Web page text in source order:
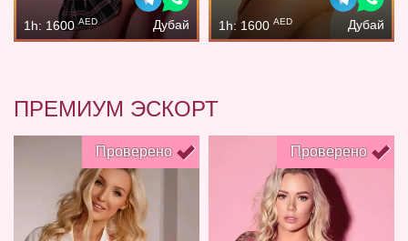
1h: 1600AED Дубай 1h: 1600 AED Дубай
ПРЕМИУМ ЭСКОРТ
Проверено Проверено